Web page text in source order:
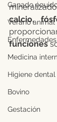
Ganado
Verano animal
Medicina
Higiene dental
Bovino
Gestación
calcio,
funciones